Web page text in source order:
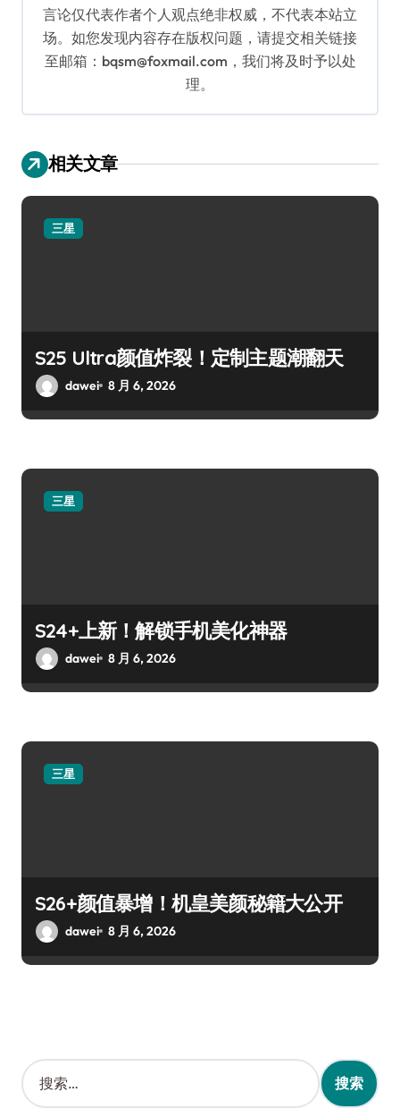
言论仅代表作者个人观点绝非权威，不代表本站立
场。如您发现内容存在版权问题，请提交相关链接
至邮箱：bqsm@foxmail.com，我们将及时予以处
理。
相关文章
三星
S25 Ultra颜值炸裂！定制主题潮翻天
dawei 8 月 6, 2026
三星
S24+上新！解锁手机美化神器
dawei 8 月 6, 2026
三星
S26+颜值暴增！机皇美颜秘籍大公开
dawei 8 月 6, 2026
搜
索
：